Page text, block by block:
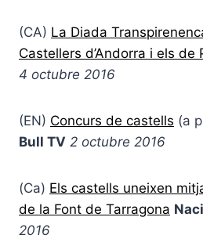
(CA) La Diada
Castellers d’Andorra i els de
4 octubre 2016
(EN) Concurs de castells (a
Bull TV 2 octubre 2016
(Ca) Els castells uneixen
de la Font de Tarragona
2016